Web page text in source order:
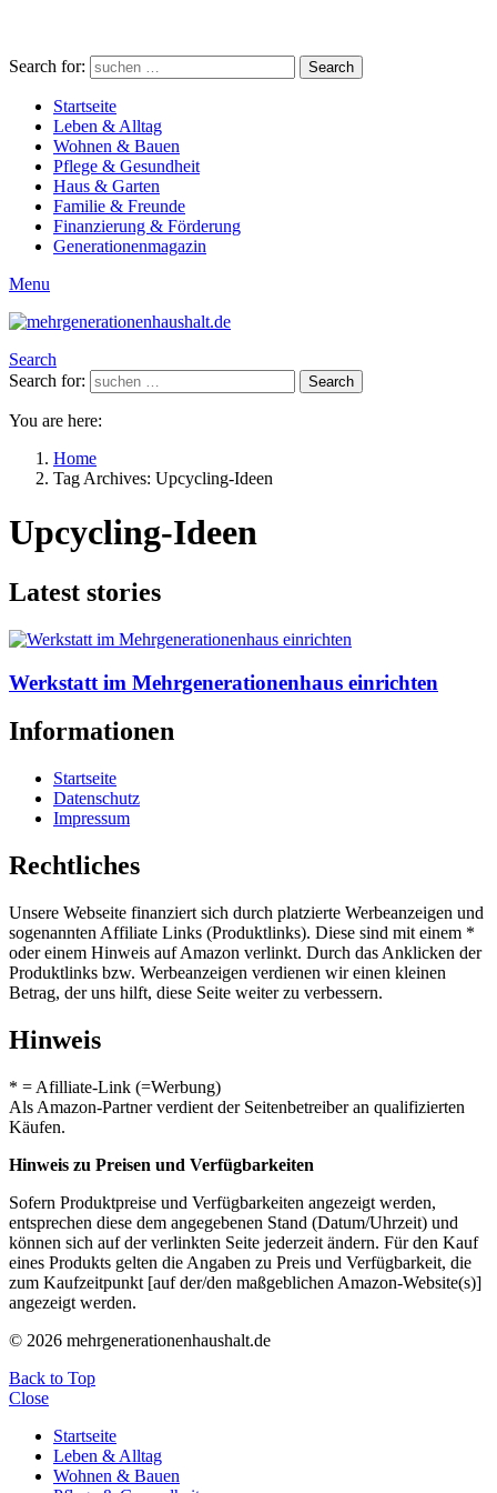
Search for: Search
Startseite
Leben & Alltag
Wohnen & Bauen
Pflege & Gesundheit
Haus & Garten
Familie & Freunde
Finanzierung & Förderung
Generationenmagazin
Menu
Search
Search for:
Search
You are here:
Home
Tag Archives: Upcycling-Ideen
Upcycling-Ideen
Latest stories
Werkstatt im Mehrgenerationenhaus einrichten
Informationen
Startseite
Datenschutz
Impressum
Rechtliches
Unsere Webseite finanziert sich durch platzierte Werbeanzeigen und
sogenannten Affiliate Links (Produktlinks). Diese sind mit einem *
oder einem Hinweis auf Amazon verlinkt. Durch das Anklicken der
Produktlinks bzw. Werbeanzeigen verdienen wir einen kleinen
Betrag, der uns hilft, diese Seite weiter zu verbessern.
Hinweis
* = Afilliate-Link (=Werbung)
Als Amazon-Partner verdient der Seitenbetreiber an qualifizierten
Käufen.
Hinweis zu Preisen und Verfügbarkeiten
Sofern Produktpreise und Verfügbarkeiten angezeigt werden,
entsprechen diese dem angegebenen Stand (Datum/Uhrzeit) und
können sich auf der verlinkten Seite jederzeit ändern. Für den Kauf
eines Produkts gelten die Angaben zu Preis und Verfügbarkeit, die
zum Kaufzeitpunkt [auf der/den maßgeblichen Amazon-Website(s)]
angezeigt werden.
© 2026 mehrgenerationenhaushalt.de
Back to Top
Close
Startseite
Leben & Alltag
Wohnen & Bauen